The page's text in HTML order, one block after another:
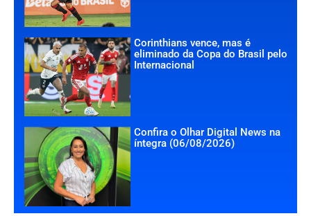
Corinthians vence, mas é
eliminado da Copa do Brasil pelo
Internacional
Confira o Olhar Digital News na
íntegra (06/08/2026)